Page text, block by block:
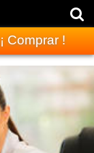
¡ Comprar !